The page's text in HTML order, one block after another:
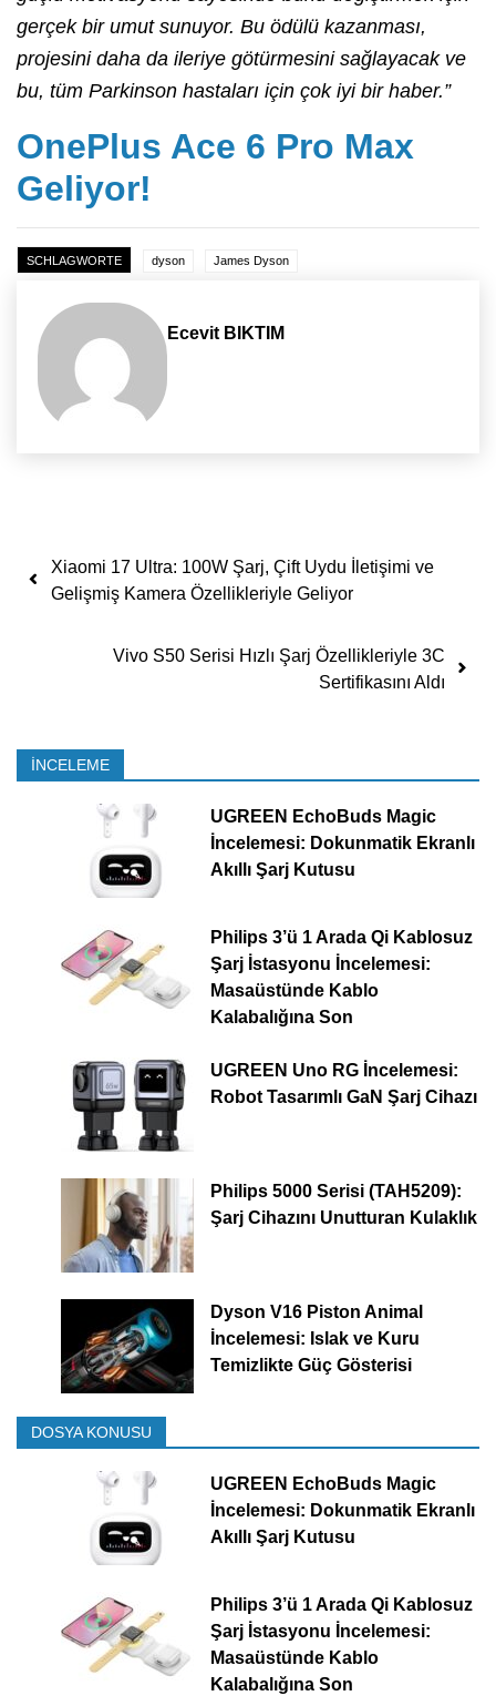
gerçek bir umut sunuyor. Bu ödülü kazanması,
projesini daha da ileriye götürmesini sağlayacak ve
bu, tüm Parkinson hastaları için çok iyi bir haber.”
OnePlus Ace 6 Pro Max
Geliyor!
SCHLAGWORTE dyson James Dyson
Ecevit BIKTIM
Yazı dolaşımı
Xiaomi 17 Ultra: 100W Şarj, Çift Uydu İletişimi ve
Gelişmiş Kamera Özellikleriyle Geliyor
Vivo S50 Serisi Hızlı Şarj Özellikleriyle 3C
Sertifikasını Aldı
İNCELEME
UGREEN EchoBuds Magic
İncelemesi: Dokunmatik Ekranlı
Akıllı Şarj Kutusu
Philips 3’ü 1 Arada Qi Kablosuz
Şarj İstasyonu İncelemesi:
Masaüstünde Kablo
Kalabalığına Son
UGREEN Uno RG İncelemesi:
Robot Tasarımlı GaN Şarj Cihazı
Philips 5000 Serisi (TAH5209):
Şarj Cihazını Unutturan Kulaklık
Dyson V16 Piston Animal
İncelemesi: Islak ve Kuru
Temizlikte Güç Gösterisi
DOSYA KONUSU
UGREEN EchoBuds Magic
İncelemesi: Dokunmatik Ekranlı
Akıllı Şarj Kutusu
Philips 3’ü 1 Arada Qi Kablosuz
Şarj İstasyonu İncelemesi:
Masaüstünde Kablo
Kalabalığına Son